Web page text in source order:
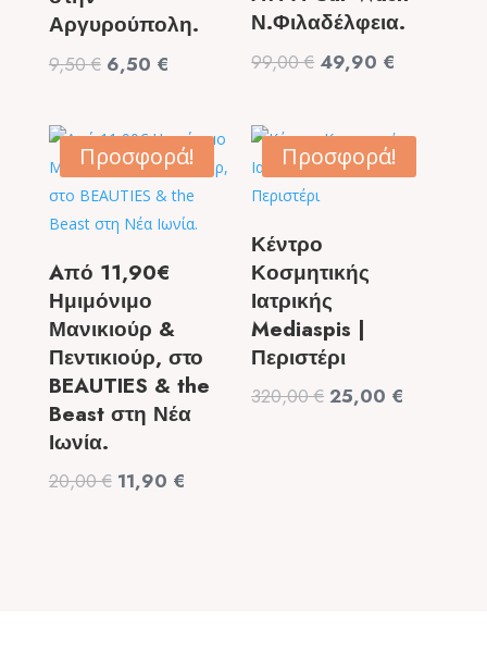
Αργυρούπολη.
9,50€ Original
9,50 €.
6,50 €
είναι:
6,50 €.
Ν.Φιλαδέλφεια.
99,00€ Original
99,00 €.
49,90 €
49,90 €.
Προσφορά!
Aπό 11,90€
Ημιμόνιμο
Μανικιούρ &
Πεντικιούρ, στο
BEAUTIES & the
Beast στη Νέα
Ιωνία.
20,00€ Original
11,90 €
Προσφορά!
Κέντρο
Κοσμητικής
Ιατρικής
Mediaspis |
Περιστέρι
320,00€ Original
25,00 €